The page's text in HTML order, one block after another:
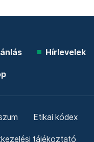
Hírlevelek
Etikai kódex
tájékoztató